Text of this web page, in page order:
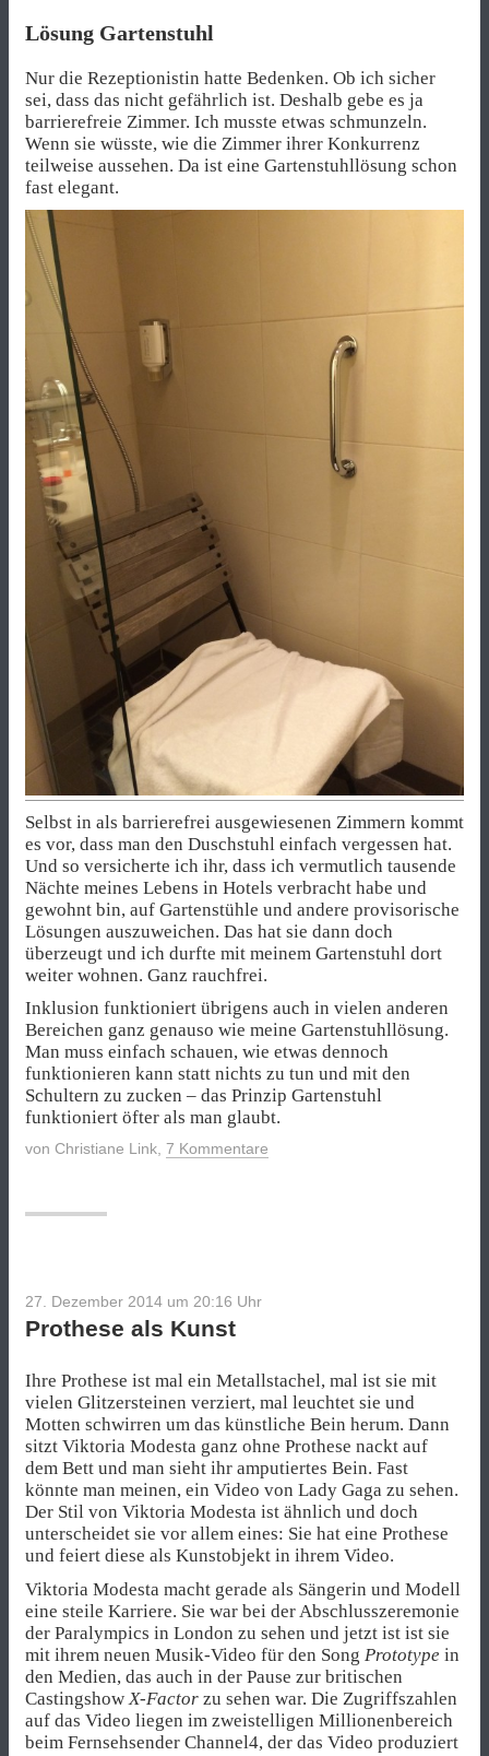
Lösung Gartenstuhl
Nur die Rezeptionistin hatte Bedenken. Ob ich sicher
sei, dass das nicht gefährlich ist. Deshalb gebe es ja
barrierefreie Zimmer. Ich musste etwas schmunzeln.
Wenn sie wüsste, wie die Zimmer ihrer Konkurrenz
teilweise aussehen. Da ist eine Gartenstuhllösung schon
fast elegant.
Selbst in als barrierefrei ausgewiesenen Zimmern kommt
es vor, dass man den Duschstuhl einfach vergessen hat.
Und so versicherte ich ihr, dass ich vermutlich tausende
Nächte meines Lebens in Hotels verbracht habe und
gewohnt bin, auf Gartenstühle und andere provisorische
Lösungen auszuweichen. Das hat sie dann doch
überzeugt und ich durfte mit meinem Gartenstuhl dort
weiter wohnen. Ganz rauchfrei.
Inklusion funktioniert übrigens auch in vielen anderen
Bereichen ganz genauso wie meine Gartenstuhllösung.
Man muss einfach schauen, wie etwas dennoch
funktionieren kann statt nichts zu tun und mit den
Schultern zu zucken – das Prinzip Gartenstuhl
funktioniert öfter als man glaubt.
von Christiane Link, 7 Kommentare
27. Dezember 2014 um 20:16 Uhr
Prothese als Kunst
Ihre Prothese ist mal ein Metallstachel, mal ist sie mit
vielen Glitzersteinen verziert, mal leuchtet sie und
Motten schwirren um das künstliche Bein herum. Dann
sitzt Viktoria Modesta ganz ohne Prothese nackt auf
dem Bett und man sieht ihr amputiertes Bein. Fast
könnte man meinen, ein Video von Lady Gaga zu sehen.
Der Stil von Viktoria Modesta ist ähnlich und doch
unterscheidet sie vor allem eines: Sie hat eine Prothese
und feiert diese als Kunstobjekt in ihrem Video.
Viktoria Modesta macht gerade als Sängerin und Modell
eine steile Karriere. Sie war bei der Abschlusszeremonie
der Paralympics in London zu sehen und jetzt ist ist sie
mit ihrem neuen Musik-Video für den Song Prototype in
den Medien, das auch in der Pause zur britischen
Castingshow X-Factor zu sehen war. Die Zugriffszahlen
auf das Video liegen im zweistelligen Millionenbereich
beim Fernsehsender Channel4, der das Video produziert